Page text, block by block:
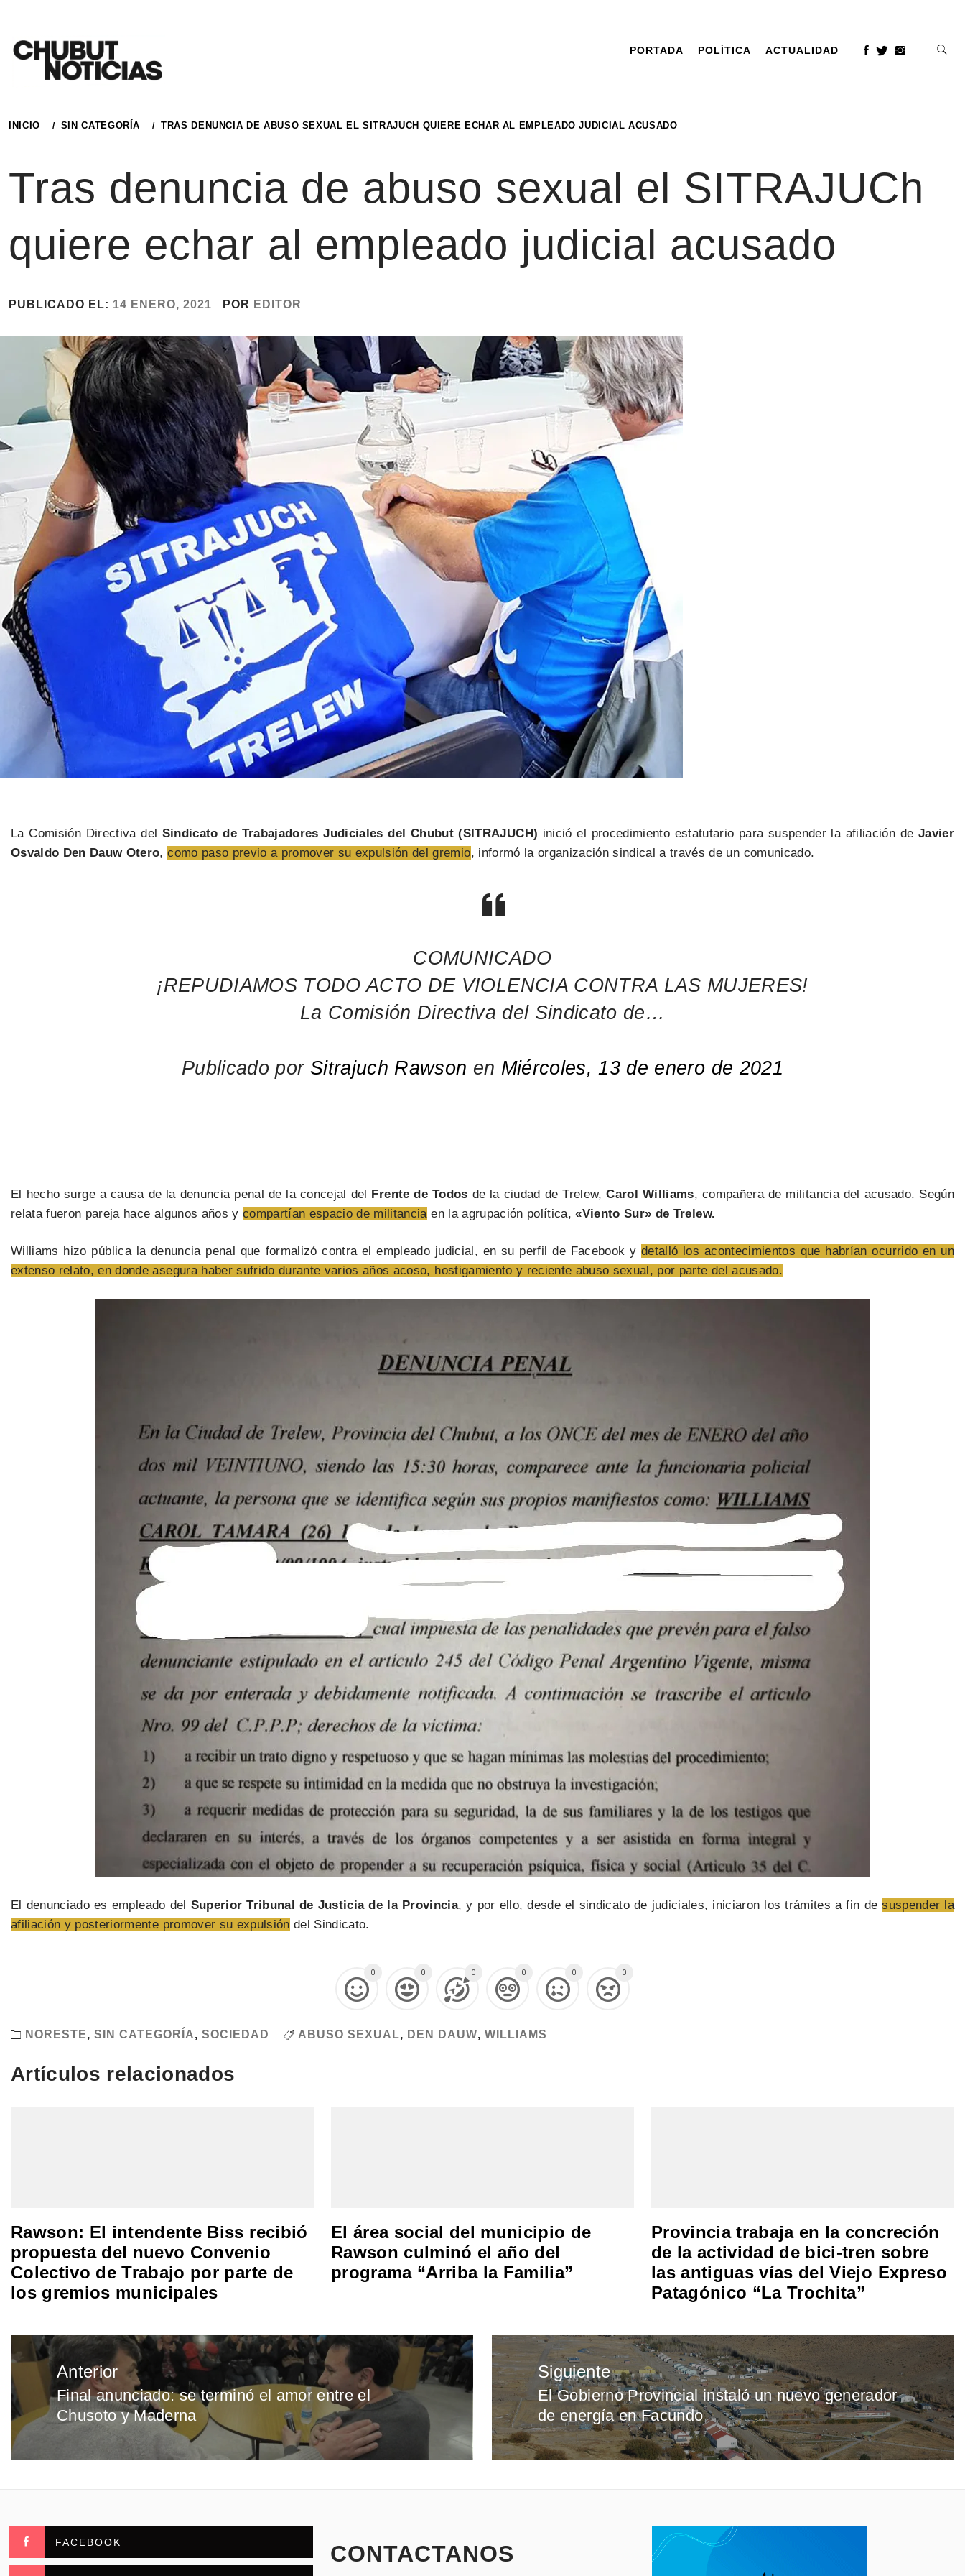
contenido
PORTADA POLÍTICA ACTUALIDAD
INICIO SIN CATEGORÍA TRAS DENUNCIA DE ABUSO SEXUAL EL SITRAJUCH QUIERE ECHAR AL EMPLEADO JUDICIAL ACUSADO
Tras denuncia de abuso sexual el SITRAJUCh
quiere echar al empleado judicial acusado
PUBLICADO EL: 14 ENERO, 2021 POR EDITOR
La Comisión Directiva del Sindicato de Trabajadores Judiciales del Chubut (SITRAJUCH) inició el procedimiento estatutario para suspender la afiliación de Javier
Osvaldo Den Dauw Otero,como paso previo a promover su expulsión del gremio, informó la organización sindical a través de un comunicado.
COMUNICADO
¡REPUDIAMOS TODO ACTO DE VIOLENCIA CONTRA LAS MUJERES!
La Comisión Directiva del Sindicato de…
Publicado por Sitrajuch Rawson en Miércoles, 13 de enero de 2021
El hecho surge a causa de la denuncia penal de la concejal del Frente de Todos de la ciudad de Trelew, Carol Williams, compañera de militancia del acusado. Según
relata fueron pareja hace algunos años y compartían espacio de militancia en la agrupación política, «Viento Sur» de Trelew.
Williams hizo pública la denuncia penal que formalizó contra el empleado judicial, en su perfil de Facebook ydetalló los acontecimientos que habrían ocurrido en un
extenso relato, en donde asegura haber sufrido durante varios años acoso, hostigamiento y reciente abuso sexual, por parte del acusado.
El denunciado es empleado del Superior Tribunal de Justicia de la Provincia, y por ello, desde el sindicato de judiciales, iniciaron los trámites a fin desuspender la
afiliación y posteriormente promover su expulsión del Sindicato.
0 0 0 0 0 0
NORESTE, SIN CATEGORÍA, SOCIEDAD ABUSO SEXUAL, DEN DAUW, WILLIAMS
Artículos relacionados
Rawson: El intendente Biss recibió
propuesta del nuevo Convenio
Colectivo de Trabajo por parte de
los gremios municipales
El área social del municipio de
Rawson culminó el año del
programa “Arriba la Familia”
Provincia trabaja en la concreción
de la actividad de bici-tren sobre
las antiguas vías del Viejo Expreso
Patagónico “La Trochita”
Navegación
de
entradas
Anterior
Entrada
anterior:
Final anunciado: se terminó el amor entre el
Chusoto y Maderna
Siguiente
Entrada
siguiente:
El Gobierno Provincial instaló un nuevo generador
de energía en Facundo
FACEBOOK CONTACTANOS